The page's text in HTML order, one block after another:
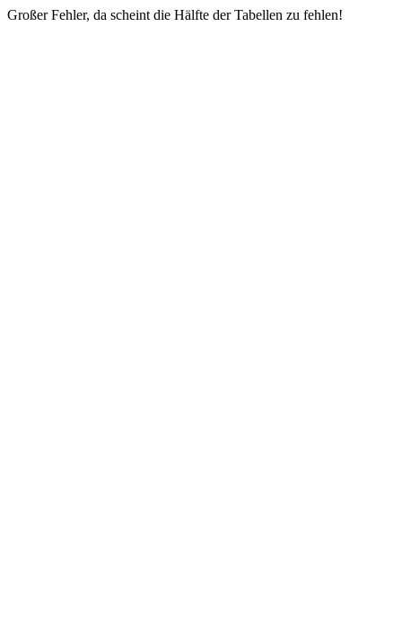
Großer Fehler, da scheint die Hälfte der Tabellen zu fehlen!